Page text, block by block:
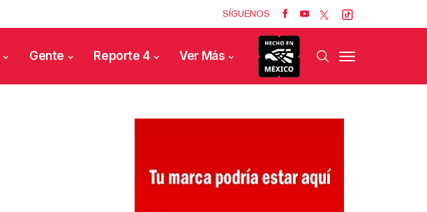
SÍGUENOS
Gente Reporte 4 Ver Más